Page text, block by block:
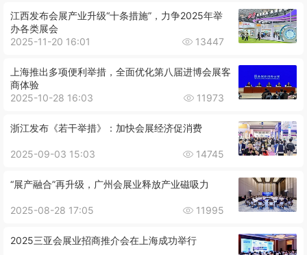
江西发布会展产业升级“十条措施”，力争2025年举
办各类展会
2025-11-20 16:01
13447
上海推出多项便利举措，全面优化第八届进博会展客
商体验
2025-10-28 16:03
11973
浙江发布《若干举措》：加快会展经济促消费
2025-09-03 15:03 14745
“展产融合”再升级，广州会展业释放产业磁吸力
2025-08-28 17:05 11995
2025三亚会展业招商推介会在上海成功举行